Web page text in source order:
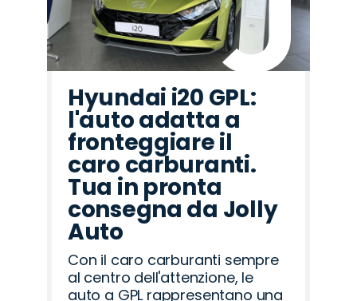
Hyundai i20 GPL:
l'auto adatta a
fronteggiare il
caro carburanti.
Tua in pronta
consegna da Jolly
Auto
Con il caro carburanti sempre
al centro dell'attenzione, le
auto a GPL rappresentano una